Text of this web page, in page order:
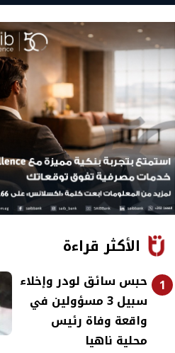
الأكثر قراءة
1
حبس سائق لودر وإخلاء
سبيل 3 مسؤولين في
واقعة وفاة رئيس
محلية ناهيا